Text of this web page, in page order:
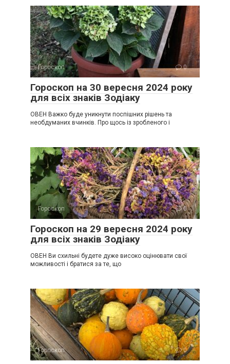
Гороскоп 0
Гороскоп на 30 вересня 2024 року
для всіх знаків Зодіаку
ОВЕН Важко буде уникнути поспішних рішень та
необдуманих вчинків. Про щось із зробленого і
Гороскоп 0
Гороскоп на 29 вересня 2024 року
для всіх знаків Зодіаку
ОВЕН Ви схильні будете дуже високо оцінювати свої
можливості і братися за те, що
Гороскоп 0